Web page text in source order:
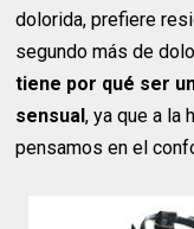
dolorida, prefiere
segundo más de
tiene por qué ser
sensual, ya que a la
pensamos en el